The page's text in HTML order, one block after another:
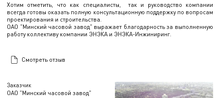
Заказчик
ОАО "Минский часовой завод"
Хотим отметить, что как специалисты, так и руководство компании
всегда готовы оказать полную консультационную поддержку по вопросам
проектирования и строительства.
ОАО "Минский часовой завод" выражает благодарность за выполненную
работу коллективу компании ЭНЭКА и ЭНЭКА-Инжиниринг.
Смотреть отзыв